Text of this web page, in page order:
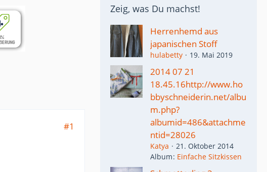
#1
Zeig, was Du machst!
Herrenhemd aus
japanischen Stoff
hulabetty 19. Mai 2019
2014 07 21
18.45.16http://www.ho
bbyschneiderin.net/albu
m.php?
albumid=486&attachme
ntid=28026
Katya
21. Oktober 2014
Album Einfache Sitzkissen